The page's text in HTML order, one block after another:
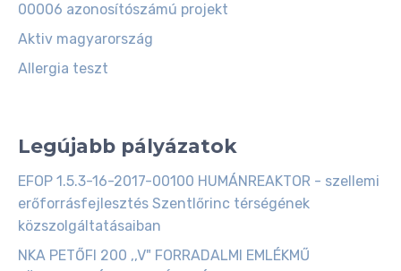
00006 azonosítószámú projekt
Aktiv magyarország
Allergia teszt
Legújabb pályázatok
EFOP 1.5.3-16-2017-00100 HUMÁNREAKTOR - szellemi
erőforrásfejlesztés Szentlőrinc térségének
közszolgáltatásaiban
NKA PETŐFI 200 ,,V" FORRADALMI EMLÉKMŰ